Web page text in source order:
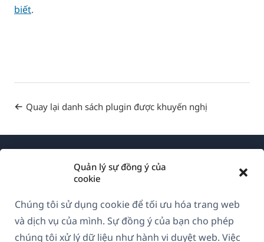
Quản lý sự đồng ý của
cookie
Chúng tôi sử dụng cookie để tối ưu hóa trang web
và dịch vụ của mình. Sự đồng ý của bạn cho phép
chúng tôi xử lý dữ liệu như hành vi duyệt web. Việc
biết.
Quay lại danh sách plugin được khuyến nghị
GDPR & Chính sách Bảo mật